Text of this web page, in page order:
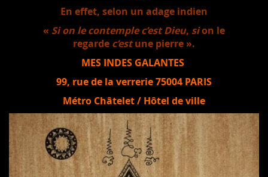
En effet, selon un adage indien
« Si on le contemple c’est Dieu, sion le
regarde c’estune pierre ».
MES INDES GALANTES
99, rue de la verrerie 75004 PARIS
Métro Châtelet / Hôtel de ville